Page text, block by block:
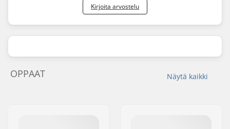
Kirjoita arvostelu
Näytä kaikki
OPPAAT